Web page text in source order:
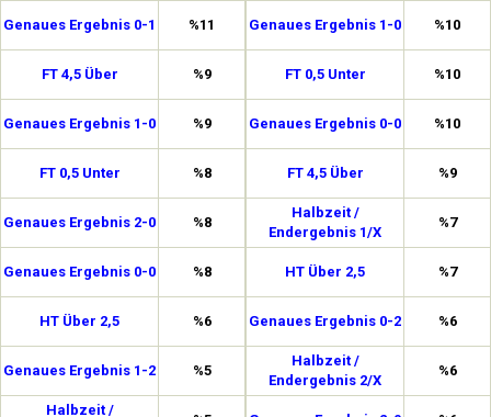
Genaues Ergebnis 0-1 %11
FT 4,5 Über %9
Genaues Ergebnis 1-0 %9
FT 0,5 Unter %8
Genaues Ergebnis 2-0 %8
Genaues Ergebnis 0-0 %8
HT Über 2,5 %6
Genaues Ergebnis 1-2 %5
Halbzeit /
Genaues Ergebnis 1-0 %10
FT 0,5 Unter %10
Genaues Ergebnis 0-0 %10
FT 4,5 Über %9
Halbzeit /
Endergebnis 1/X
%7
HT Über 2,5 %7
Genaues Ergebnis 0-2 %6
Halbzeit /
Endergebnis 2/X
%6